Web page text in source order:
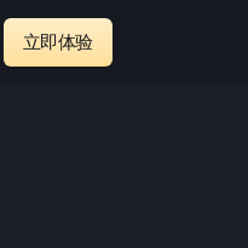
立即体验